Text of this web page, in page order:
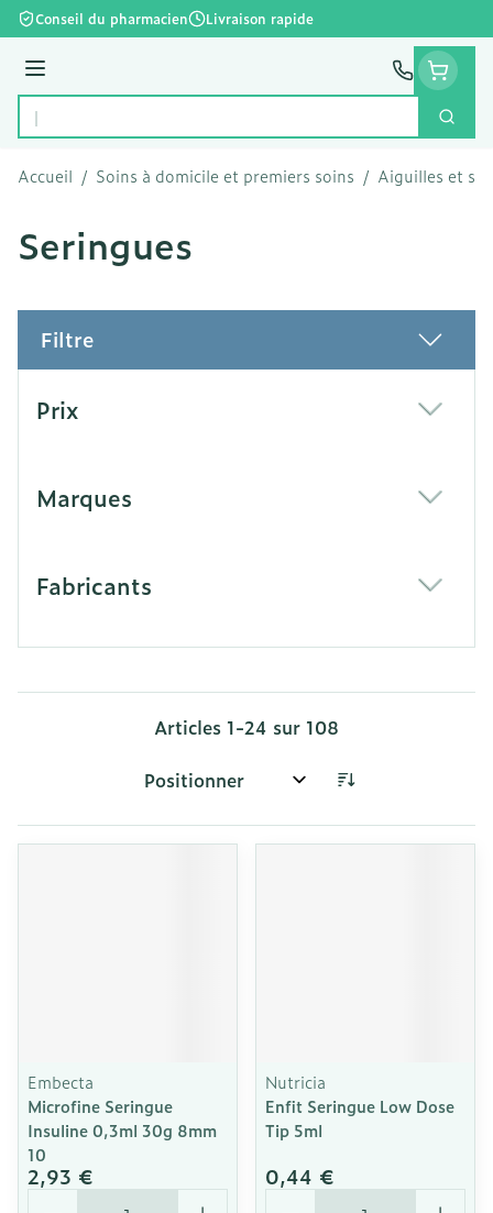
Aller au contenu
Conseil du pharmacien Livraison rapide
Menu
Rechercher
Accueil / Soins à domicile et premiers soins / Aiguilles et
Seringues
Filtre
Prix
Marques
Fabricants
Articles 1-24 sur 108
Trier par:
Embecta
Microfine Seringue
Insuline 0,3ml 30g 8mm
10
2,93 €
Quantité
Nutricia
Enfit Seringue Low Dose
Tip 5ml
0,44 €
Quantité